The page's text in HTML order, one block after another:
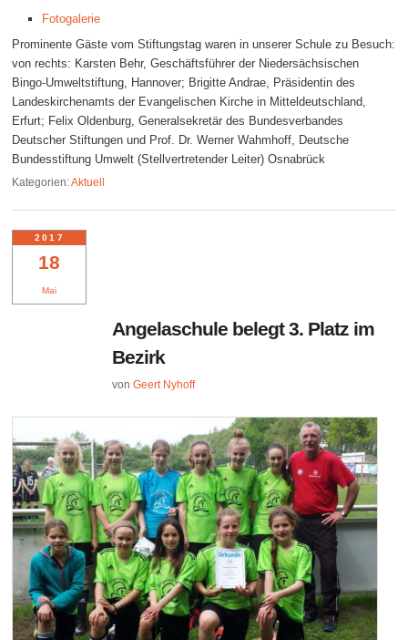
Fotogalerie
Prominente Gäste vom Stiftungstag waren in unserer Schule zu Besuch:
von rechts: Karsten Behr, Geschäftsführer der Niedersächsischen
Bingo-Umweltstiftung, Hannover; Brigitte Andrae, Präsidentin des
Landeskirchenamts der Evangelischen Kirche in Mitteldeutschland,
Erfurt; Felix Oldenburg, Generalsekretär des Bundesverbandes
Deutscher Stiftungen und Prof. Dr. Werner Wahmhoff, Deutsche
Bundesstiftung Umwelt (Stellvertretender Leiter) Osnabrück
Kategorien:Aktuell
18
Mai
2017
Angelaschule belegt 3. Platz im
Bezirk
vonGeert Nyhoff